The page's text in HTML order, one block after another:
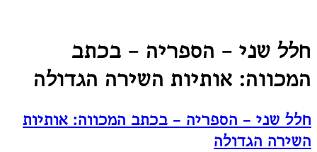
חלל שני – הספריה – בכתב
המכווה: אותיות השירה הגדולה
חלל שני – הספריה – בכתב המכווה: אותיות
השירה הגדולה